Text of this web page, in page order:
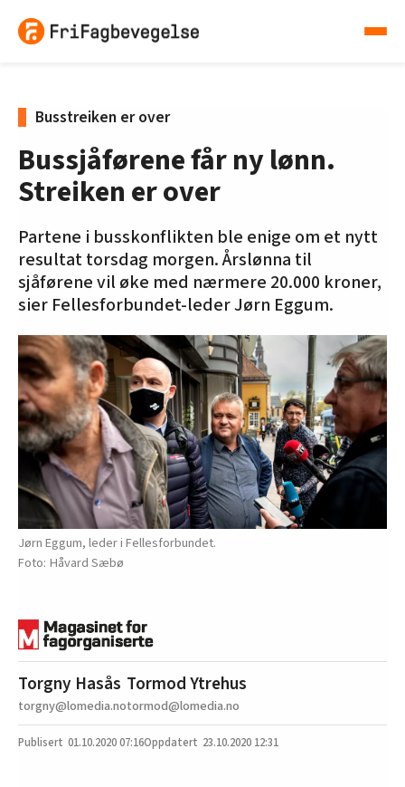
Busstreiken er over
Bussjåførene får ny lønn.
Streiken er over
Partene i busskonflikten ble enige om et nytt
resultat torsdag morgen. Årslønna til
sjåførene vil øke med nærmere 20.000 kroner,
sier Fellesforbundet-leder Jørn Eggum.
Jørn Eggum, leder i Fellesforbundet.
Håvard Sæbø
Torgny Hasås
torgny@lomedia.no
Tormod Ytrehus
tormod@lomedia.no
01.10.202007:16 23.10.2020 12:31